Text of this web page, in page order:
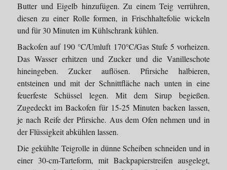
Butter und Eigelb hinzufügen. Zu einem Teig verrühren,
diesen zu einer Rolle formen, in Frischhaltefolie wickeln
und für 30 Minuten im Kühlschrank kühlen.
Backofen auf 190 °C/Umluft 170°C/Gas Stufe 5 vorheizen.
Das Wasser erhitzen und Zucker und die Vanilleschote
hineingeben. Zucker auflösen. Pfirsiche halbieren,
entsteinen und mit der Schnittfläche nach unten in eine
feuerfeste Schüssel legen. Mit dem Sirup begießen.
Zugedeckt im Backofen für 15-25 Minuten backen lassen,
je nach Reife der Pfirsiche. Aus dem Ofen nehmen und in
der Flüssigkeit abkühlen lassen.
Die gekühlte Teigrolle in dünne Scheiben schneiden und in
einer 30-cm-Tarteform, mit Backpapierstreifen ausgelegt,